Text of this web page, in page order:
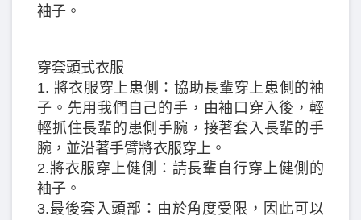
袖子。
穿套頭式衣服
1. 將衣服穿上患側：協助長輩穿上患側的袖
子。先用我們自己的手，由袖口穿入後，輕
輕抓住長輩的患側手腕，接著套入長輩的手
腕，並沿著手臂將衣服穿上。
2.將衣服穿上健側：請長輩自行穿上健側的
袖子。
3.最後套入頭部：由於角度受限，因此可以